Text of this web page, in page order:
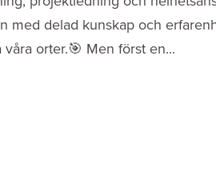
med delad kunskap och
orter.🎯 Men först en...